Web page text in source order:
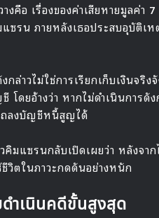
คือ เรื่องของค่าเสียหายมูลค่า
ซรน ภายหลังเธอประสบอุบัติเ
ล่าวไม่ใช่การเรียกเก็บเงินจริ
โดยอ้างว่า หากไม่ดำเนินการ
ถลงบัญชีหนี้สูญได้
คิมแซรนกลับเปิดเผยว่า หลังจ
วิตในภาวะกดดันอย่างหนัก
ำเนินคดีขั้นสูงสุด